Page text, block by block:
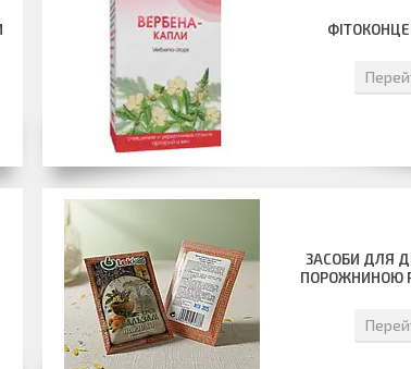
ЗАСОБИ ДЛЯ
ПОРОЖНИНОЮ